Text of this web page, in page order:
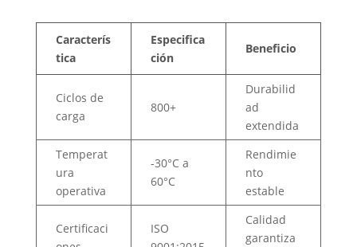
Caracterís
tica
Especifica
ción
Beneficio
Ciclos de
carga
800+
Durabilid
ad
extendida
Temperat
ura
operativa
-30°C a
60°C
Rendimie
nto
estable
Certificaci
ISO
Calidad
garantiza